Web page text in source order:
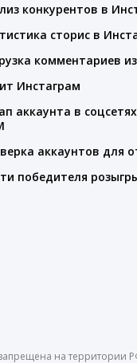
конкурентов в
сторис в
комментариев
Инстаграм
аккаунта в
аккаунтов для
победителя
на территории